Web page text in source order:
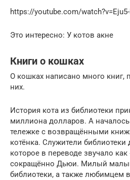
https://youtube.com/
Это интересно: У котов акне
Книги о кошках
О кошках написано много книг,
них.
История кота из библиотеки
миллиона долларов. А началось
тележке с возвращёнными
котёнка. Служители
которое в переводе звучало
сокращённо Дьюи. Милый
библиотеки, а также любимцем